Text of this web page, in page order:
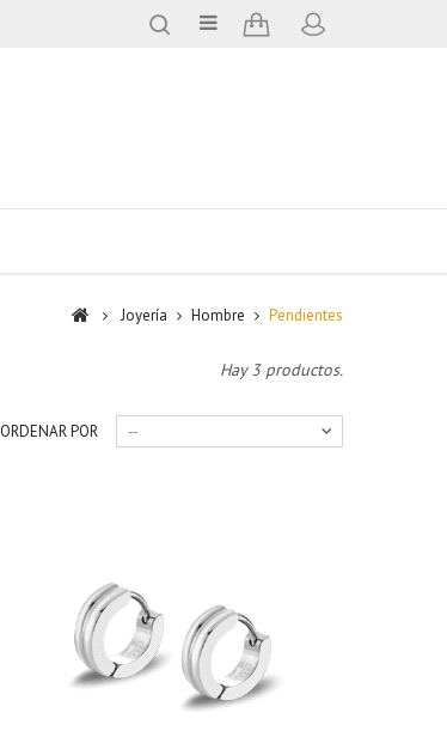
Joyería Hombre Pendientes
Hay 3 productos.
ORDENAR POR --